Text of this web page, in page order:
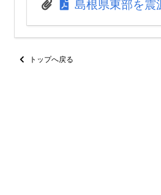
島根県東部を
トップへ戻る